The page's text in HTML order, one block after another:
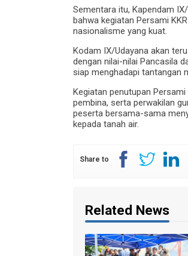
Sementara itu, Kapendam
bahwa kegiatan Persami
nasionalisme yang kuat.
Kodam IX/Udayana akan
dengan nilai-nilai Pancasila
siap menghadapi tantangan
Kegiatan penutupan
pembina, serta perwakilan
peserta bersama-sama
kepada tanah air.
Share to
Related News